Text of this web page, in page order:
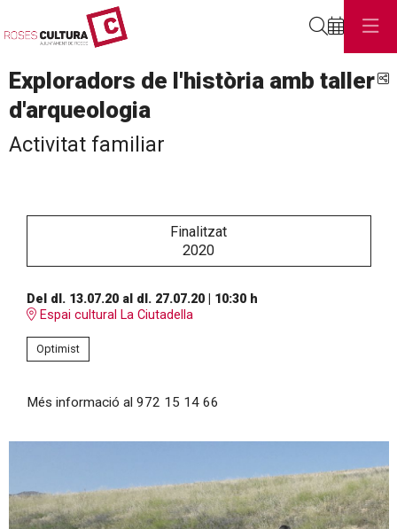
Exploradors de l'història amb taller
d'arqueologia
Activitat familiar
Finalitzat
2020
Del dl. 13.07.20al dl. 27.07.20| 10:30 h
Espai cultural La Ciutadella
Optimist
Més informació al 972 15 14 66